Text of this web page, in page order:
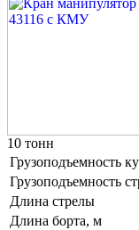
10 тонн
Грузоподъемность
Грузоподъемность
Длина стрелы
Длина борта, м